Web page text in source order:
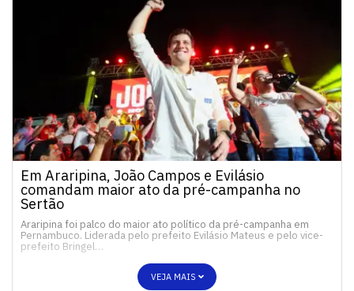
Em Araripina, João Campos e Evilásio
comandam maior ato da pré-campanha no
Sertão
Araripina foi palco do maior ato político da pré-campanha em
Pernambuco. Liderada pelo prefeito Evilásio Mateus e pelo vice-
prefeito Bringel…
VEJA MAIS